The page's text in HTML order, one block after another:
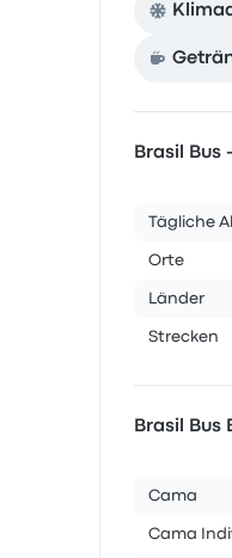
Brasil Bus
Tägliche
Orte
Länder
Strecken
Brasil Bus
Cama
Cama